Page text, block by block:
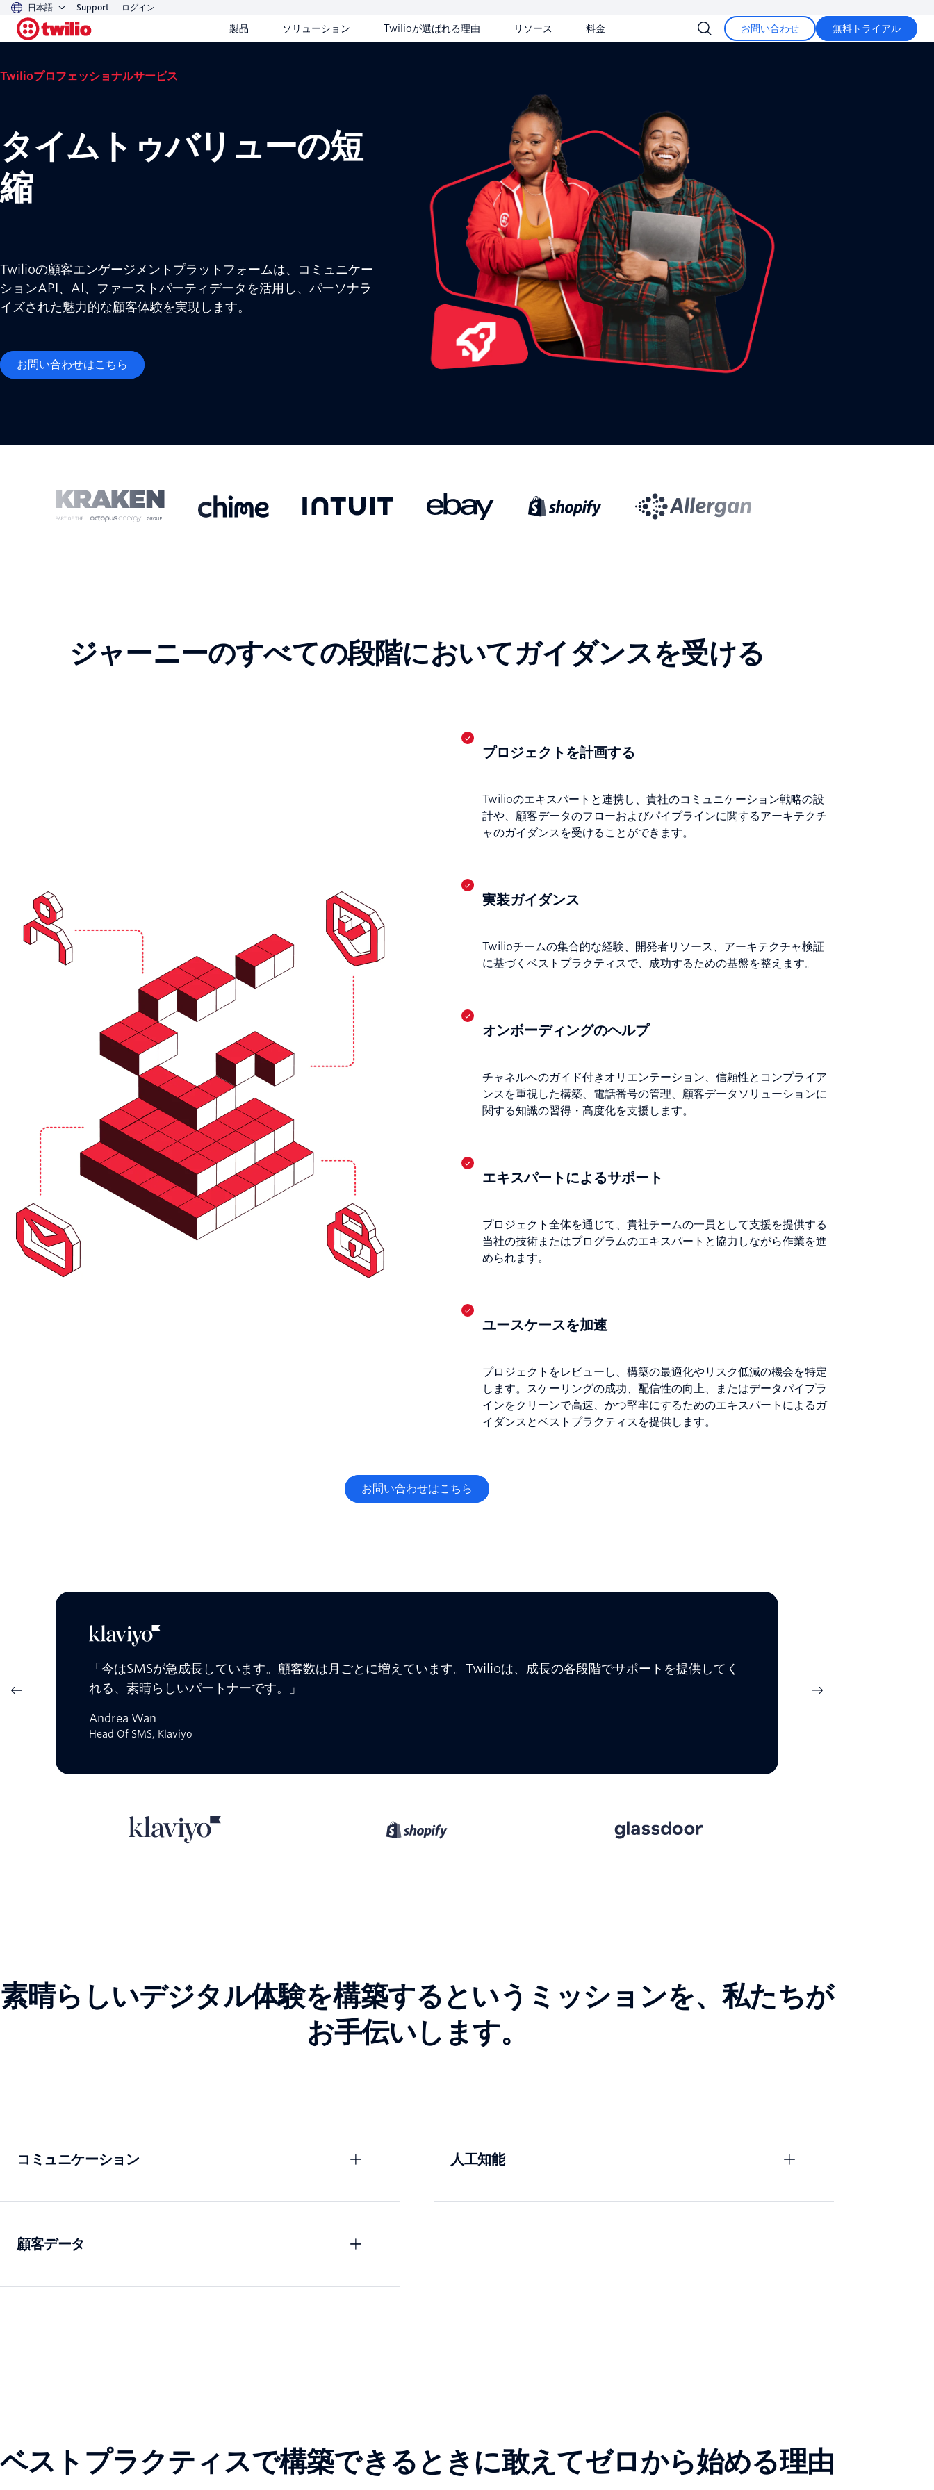
日本語 Support ログイン
製品 ソリューション Twilioが選ばれる理由 リソース 料金 お問い合わせ 無料トライアル
Twilioプロフェッショナルサービス
タイムトゥバリューの短
縮
Twilioの顧客エンゲージメントプラットフォームは、コミュニケー
ションAPI、AI、ファーストパーティデータを活用し、パーソナラ
イズされた魅力的な顧客体験を実現します。
お問い合わせはこちら
ジャーニーのすべての段階においてガイダンスを受ける
プロジェクトを計画する
Twilioのエキスパートと連携し、貴社のコミュニケーション戦略の設
計や、顧客データのフローおよびパイプラインに関するアーキテクチ
ャのガイダンスを受けることができます。
実装ガイダンス
Twilioチームの集合的な経験、開発者リソース、アーキテクチャ検証
に基づくベストプラクティスで、成功するための基盤を整えます。
オンボーディングのヘルプ
チャネルへのガイド付きオリエンテーション、信頼性とコンプライア
ンスを重視した構築、電話番号の管理、顧客データソリューションに
関する知識の習得・高度化を支援します。
エキスパートによるサポート
プロジェクト全体を通じて、貴社チームの一員として支援を提供する
当社の技術またはプログラムのエキスパートと協力しながら作業を進
められます。
ユースケースを加速
プロジェクトをレビューし、構築の最適化やリスク低減の機会を特定
します。スケーリングの成功、配信性の向上、またはデータパイプラ
インをクリーンで高速、かつ堅牢にするためのエキスパートによるガ
イダンスとベストプラクティスを提供します。
お問い合わせはこちら
「今はSMSが急成長しています。顧客数は月ごとに増えています。Twilioは、成長の各段階でサポートを提供してく
れる、素晴らしいパートナーです。」
Andrea Wan
Head Of SMS, Klaviyo
素晴らしいデジタル体験を構築するというミッションを、私たちが
お手伝いします。
コミュニケーション
顧客データ
人工知能
ベストプラクティスで構築できるときに敢えてゼロから始める理由